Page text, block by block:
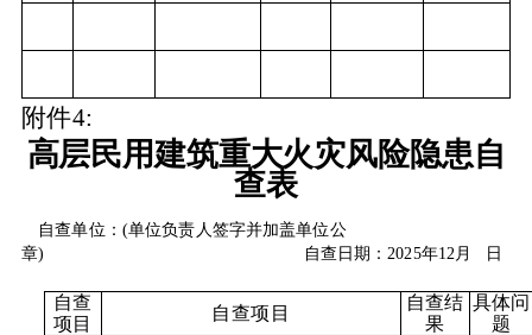
附件4:
高层民用建筑重大火灾风险隐患自
查表
自查单位： (单位负责人签字并加盖单位公
章)
自查日期： 2025年12月 日
自查
项目
自查项目
自查结
果
具体问
题